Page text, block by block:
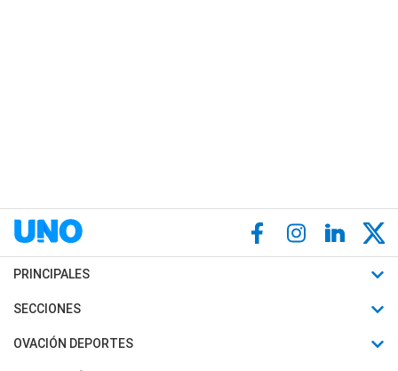
PRINCIPALES
Últimas Noticias
Política
SECCIONES
Horóscopo
OVACIÓN DEPORTES